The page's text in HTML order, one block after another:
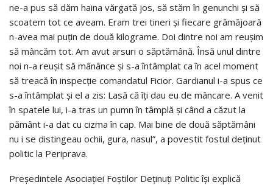
ne-a pus să dăm haina vărgată jos, să stăm în genunchi și să
scoatem tot ce aveam. Eram trei tineri și fiecare grămăjoară
n-avea mai puțin de două kilograme. Doi dintre noi am reușim
să mâncăm tot. Am avut arsuri o săptămână. Însă unul dintre
noi n-a reușit să mânânce și s-a întâmplat ca în acel moment
să treacă în inspecție comandatul Ficior. Gardianul i-a spus ce
s-a întâmplat și el a zis: Lasă că îți dau eu de mâncare. A venit
în spatele lui, i-a tras un pumn în tâmplă și când a căzut la
pământ i-a dat cu cizma în cap. Mai bine de două săptămâni
nu i se distingeau ochii, gura, nasul”, a povestit fostul deținut
politic la Periprava.
Preşedintele Asociaţiei Foştilor Deţinuţi Politic își explică